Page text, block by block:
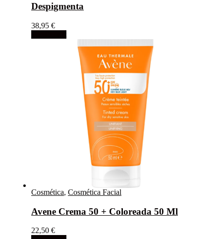
Despigmenta
38,95 €
Cosmética, Cosmética Facial
Avene Crema 50 + Coloreada 50 Ml
22,50 €